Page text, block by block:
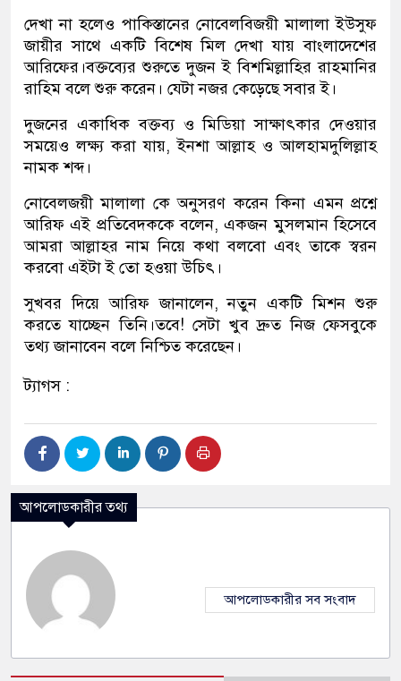
দেখা না হলেও পাকিস্তানের নোবেলবিজয়ী মালালা ইউসুফ
জায়ীর সাথে একটি বিশেষ মিল দেখা যায় বাংলাদেশের
আরিফের।বক্তব্যের শুরুতে দুজন ই বিশমিল্লাহির রাহমানির
রাহিম বলে শুরু করেন। যেটা নজর কেড়েছে সবার ই।
দুজনের একাধিক বক্তব্য ও মিডিয়া সাক্ষাৎকার দেওয়ার
সময়েও লক্ষ্য করা যায়, ইনশা আল্লাহ ও আলহামদুলিল্লাহ
নামক শব্দ।
নোবেলজয়ী মালালা কে অনুসরণ করেন কিনা এমন প্রশ্নে
আরিফ এই প্রতিবেদককে বলেন, একজন মুসলমান হিসেবে
আমরা আল্লাহর নাম নিয়ে কথা বলবো এবং তাকে স্বরন
করবো এইটা ই তো হওয়া উচিৎ।
সুখবর দিয়ে আরিফ জানালেন, নতুন একটি মিশন শুরু
করতে যাচ্ছেন তিনি।তবে! সেটা খুব দ্রুত নিজ ফেসবুকে
তথ্য জানাবেন বলে নিশ্চিত করেছেন।
ট্যাগস :
আপলোডকারীর তথ্য
আপলোডকারীর সব সংবাদ